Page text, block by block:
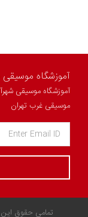
آموزشگاه موسیقی
آموزشگاه موسیقی
موسیقی غرب تهران
تمامی حقوق